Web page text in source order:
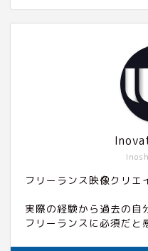
フリーランス映像クリエ
実際の経験から過去の自
フリーランスに必須だと